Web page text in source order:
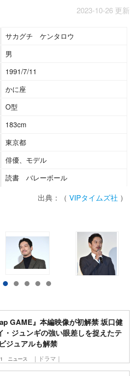
2023-10-26 更新
サカグチ ケンタロウ
男
1991/7/11
かに座
O型
183cm
東京都
俳優、モデル
読書 バレーボール
出典：（ VIPタイムズ社 ）
GAME』本編映像が初解禁 坂口健
・ジュンギの強い眼差しを捉えたテ
ジュアルも解禁
ニュース ｜ドラマ｜